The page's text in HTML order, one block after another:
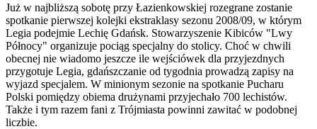
Już w najbliższą sobotę przy Łazienkowskiej rozegrane zostanie
spotkanie pierwszej kolejki ekstraklasy sezonu 2008/09, w którym
Legia podejmie Lechię Gdańsk. Stowarzyszenie Kibiców "Lwy
Północy" organizuje pociąg specjalny do stolicy. Choć w chwili
obecnej nie wiadomo jeszcze ile wejściówek dla przyjezdnych
przygotuje Legia, gdańszczanie od tygodnia prowadzą zapisy na
wyjazd specjalem. W minionym sezonie na spotkanie Pucharu
Polski pomiędzy obiema drużynami przyjechało 700 lechistów.
Także i tym razem fani z Trójmiasta powinni zawitać w podobnej
liczbie.